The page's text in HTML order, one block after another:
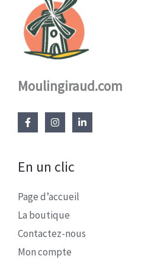
Moulingiraud.com
En un clic
Page d’accueil
La boutique
Contactez-nous
Mon compte